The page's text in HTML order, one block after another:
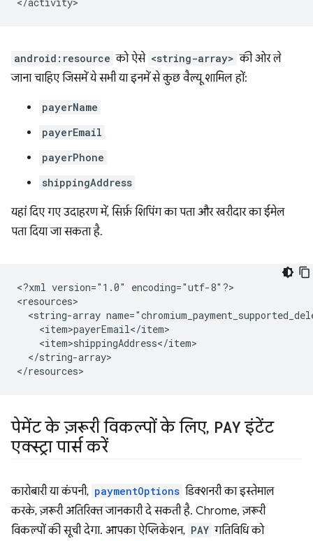
android:resource को ऐसे <string-array> की ओर ले
जाना चाहिए जिसमें ये सभी या इनमें से कुछ वैल्यू शामिल हों:
payerName
payerEmail
payerPhone
shippingAddress
यहां दिए गए उदाहरण में, सिर्फ़ शिपिंग का पता और खरीदार का ईमेल
पता दिया जा सकता है.
<?xml version="1.0"
encoding="utf-8"?>
<string-array
</string-array>
पेमेंट के ज़रूरी विकल्पों के लिए, PAYइंटेंट
एक्स्ट्रा पार्स करें
कारोबारी या कंपनी, paymentOptions डिक्शनरी का इस्तेमाल
करके, ज़रूरी अतिरिक्त जानकारी दे सकती है. Chrome, ज़रूरी
विकल्पों की सूची देगा. आपका ऐप्लिकेशन, PAY गतिविधि को